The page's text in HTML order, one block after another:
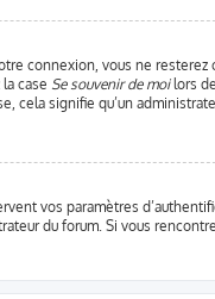
connexion, vous ne resterez
case Se souvenir de moilors
cela signifie qu’un
vos paramètres
du forum. Si vous